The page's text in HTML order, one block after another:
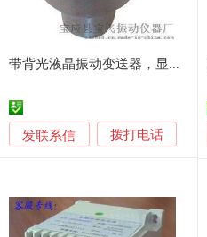
带背光液晶振动变送器，显示屏振动变送器，振动变送器厂家
发联系信 拨打电话